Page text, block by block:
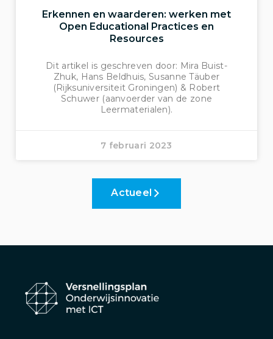
Erkennen en waarderen: werken met
Open Educational Practices en
Resources
Dit artikel is geschreven door: Mira Buist-
Zhuk, Hans Beldhuis, Susanne Täuber
(Rijksuniversiteit Groningen) & Robert
Schuwer (aanvoerder van de zone
Leermaterialen).
7 februari 2023
Actueel